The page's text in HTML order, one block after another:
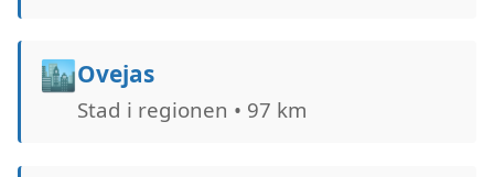
🏙️Ovejas
Stad i regionen • 97 km